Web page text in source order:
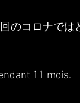
のコロナでは
11 mois.